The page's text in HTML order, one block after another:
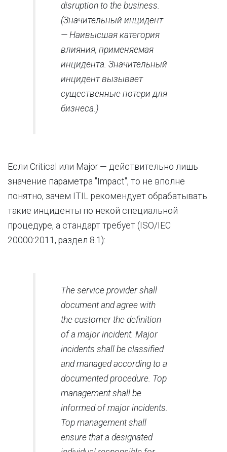
disruption to the business.
(Значительный инцидент
— Наивысшая категория
влияния, применяемая
инцидента. Значительный
инцидент вызывает
существенные потери для
бизнеса.)
Если Critical или Major — действительно лишь
значение параметра "Impact", то не вполне
понятно, зачем ITIL рекомендует обрабатывать
такие инциденты по некой специальной
процедуре, а стандарт требует (ISO/IEC
20000:2011, раздел 8.1):
The service provider shall
document and agree with
the customer the definition
of a major incident. Major
incidents shall be classified
and managed according to a
documented procedure. Top
management shall be
informed of major incidents.
Top management shall
ensure that a designated